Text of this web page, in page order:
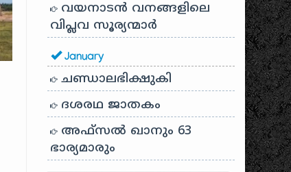
വയനാടൻ വനങ്ങളിലെ
വിപ്ലവ സൂര്യന്മാർ
January
ചണ്ഡാലഭിക്ഷുകി
ദശരഥ ജാതകം
അഫ്സൽ ഖാനും 63
ഭാര്യമാരും